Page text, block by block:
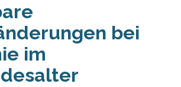
bei
im